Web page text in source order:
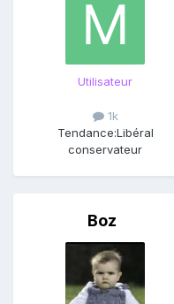
Utilisateur
1k
Tendance:Libéral
conservateur
Boz